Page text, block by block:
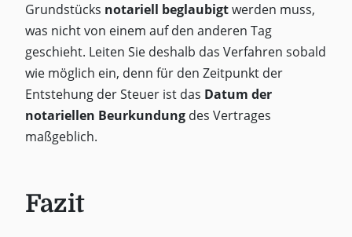
Grundstücks notariell beglaubigtwerden muss,
was nicht von einem auf den anderen Tag
geschieht. Leiten Sie deshalb das Verfahren sobald
wie möglich ein, denn für den Zeitpunkt der
Entstehung der Steuer ist das Datum der
notariellen Beurkundungdes Vertrages
maßgeblich.
Fazit